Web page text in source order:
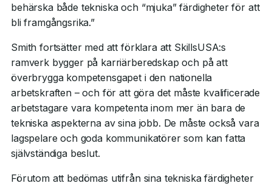
behärska både tekniska och “mjuka” färdigheter för att
bli framgångsrika.”
Smith fortsätter med att förklara att SkillsUSA:s
ramverk bygger på karriärberedskap och på att
överbrygga kompetensgapet i den nationella
arbetskraften – och för att göra det måste kvalificerade
arbetstagare vara kompetenta inom mer än bara de
tekniska aspekterna av sina jobb. De måste också vara
lagspelare och goda kommunikatörer som kan fatta
självständiga beslut.
Förutom att bedömas utifrån sina tekniska färdigheter